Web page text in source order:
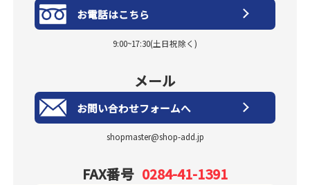
お電話はこちら
9:00~17:30(土日祝除く)
メール
お問い合わせフォームへ
shopmaster@shop-add.jp
FAX番号 0284-41-1391